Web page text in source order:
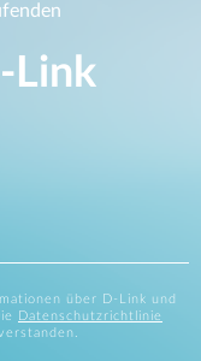
über D-Link und
Datenschutzrichtlinie